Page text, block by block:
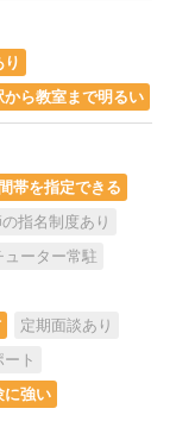
り
から教室まで明るい
帯を指定できる
指名制度あり
ューター常駐
定期面談あり
ト
に強い